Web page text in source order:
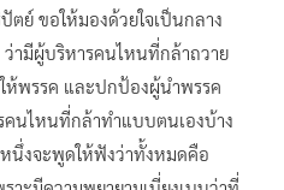
ตย์ ขอให้มองด้วยใจเป็นกลาง
ามีผู้บริหารคนไหนที่กล้าถวาย
ห้พรรค และปกป้องผู้นำพรรค​
นไหนที่กล้าทำแบบตนเองบ้าง
นึ่งจะพูดให้ฟังว่าทั้งหมดคือ